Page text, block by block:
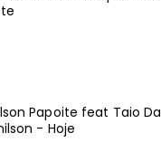
Papoite feat Taio
- Hoje